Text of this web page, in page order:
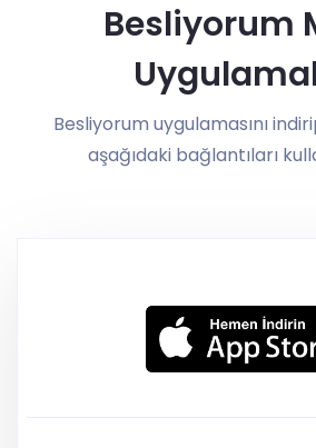
Besliyorum
Besliyorum uygulamasını
aşağıdaki bağlantıları